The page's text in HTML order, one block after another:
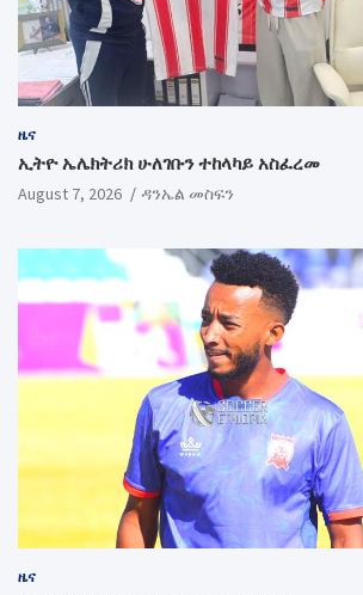
ዜና
ኢትዮ ኤሌክትሪክ ሁለገቡን ተከላካይ አስፈረመ
August 7, 2026 ዳንኤል መስፍን
ዜና